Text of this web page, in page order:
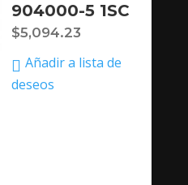
904000-5 1SC
$5,094.23
Añadir a lista de
deseos